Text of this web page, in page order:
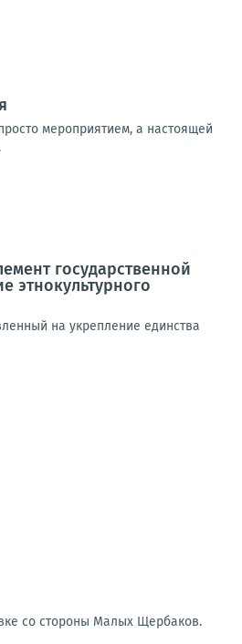
мероприятием, а настоящей
государственной
этнокультурного
на укрепление единства
со стороны Малых Щербаков.